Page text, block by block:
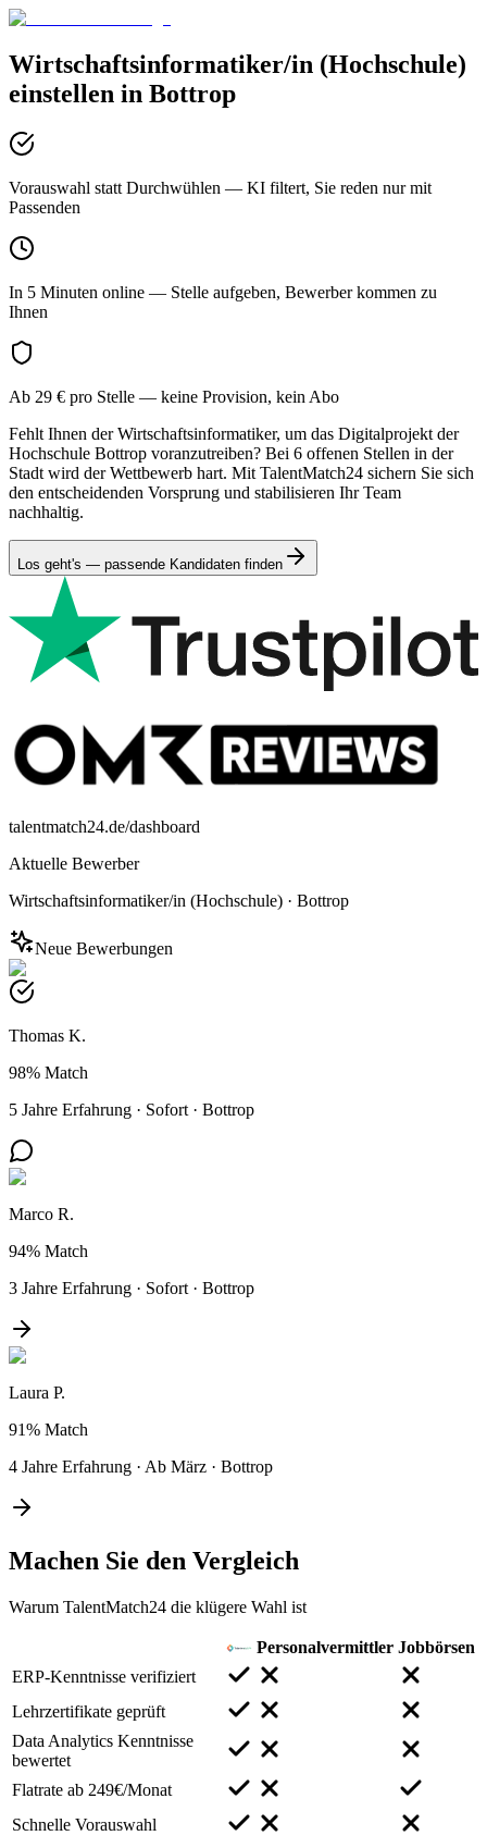
Wirtschaftsinformatiker/in (Hochschule)
einstellen in Bottrop
Vorauswahl statt Durchwühlen — KI filtert, Sie reden nur mit
Passenden
In 5 Minuten online — Stelle aufgeben, Bewerber kommen zu
Ihnen
Ab 29 € pro Stelle — keine Provision, kein Abo
Fehlt Ihnen der Wirtschaftsinformatiker, um das Digitalprojekt der
Hochschule Bottrop voranzutreiben? Bei 6 offenen Stellen in der
Stadt wird der Wettbewerb hart. Mit TalentMatch24 sichern Sie sich
den entscheidenden Vorsprung und stabilisieren Ihr Team
nachhaltig.
Los geht's — passende Kandidaten finden
talentmatch24.de/dashboard
Aktuelle Bewerber
Wirtschaftsinformatiker/in (Hochschule) · Bottrop
Neue Bewerbungen
Thomas K.
98% Match
5 Jahre Erfahrung · Sofort · Bottrop
Marco R.
94% Match
3 Jahre Erfahrung · Sofort · Bottrop
Laura P.
91% Match
4 Jahre Erfahrung · Ab März · Bottrop
Machen Sie den Vergleich
Warum TalentMatch24 die klügere Wahl ist
Personalvermittler Jobbörsen
ERP-Kenntnisse verifiziert
Lehrzertifikate geprüft
Data Analytics Kenntnisse
bewertet
Flatrate ab 249€/Monat
Schnelle Vorauswahl